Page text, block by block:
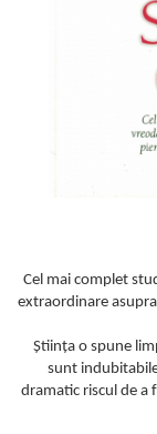
Cel mai complet
extraordinare
Ştiinţa o spune
sunt
dramatic riscul de a